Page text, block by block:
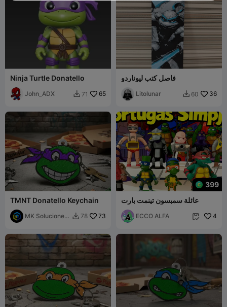
Ninja Turtle Donatello
John_ADX  71 65
فاصل كتب ليوناردو
Litolunar  60 36
TMNT Donatello Keychain
MK Soluciones
 78 73
399
عائلة سمبسون تينمت بارت
ECCO ALFA  4